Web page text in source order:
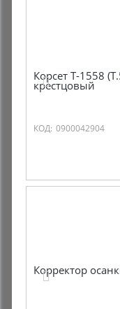
Корсет Т-1558
крестцовый
КОД: 0900042904
Корректор